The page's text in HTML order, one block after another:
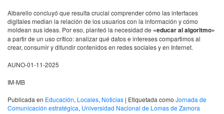
Albarello concluyó que resulta crucial comprender cómo las interfaces
digitales median la relación de los usuarios con la información y cómo
moldean sus ideas. Por eso, planteó la necesidad de «educar al algoritmo»
a partir de un uso crítico: analizar qué datos e intereses compartimos al
crear, consumir y difundir contenidos en redes sociales y en Internet.
AUNO-01-11-2025
IM-MB
Publicada en Educación, Locales, Noticias | Etiquetada como Jornada de
Comunicación estratégica, Universidad Nacional de Lomas de Zamora